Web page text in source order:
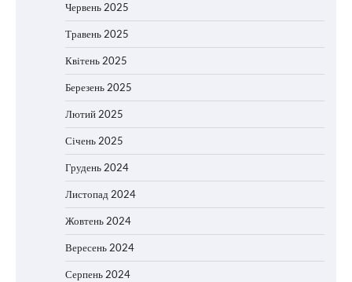
Червень 2025
Травень 2025
Квітень 2025
Березень 2025
Лютий 2025
Січень 2025
Грудень 2024
Листопад 2024
Жовтень 2024
Вересень 2024
Серпень 2024